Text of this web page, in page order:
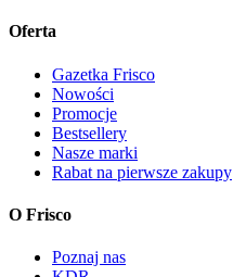
Oferta
Gazetka Frisco
Nowości
Promocje
Bestsellery
Nasze marki
Rabat na pierwsze zakupy
O Frisco
Poznaj nas